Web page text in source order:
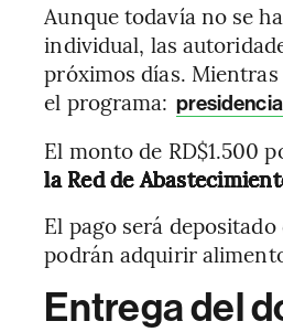
Aunque todavía no se
individual, las
próximos días.
el programa:
El monto de RD$1.500
la Red de
El pago será
podrán adquirir
Entrega del